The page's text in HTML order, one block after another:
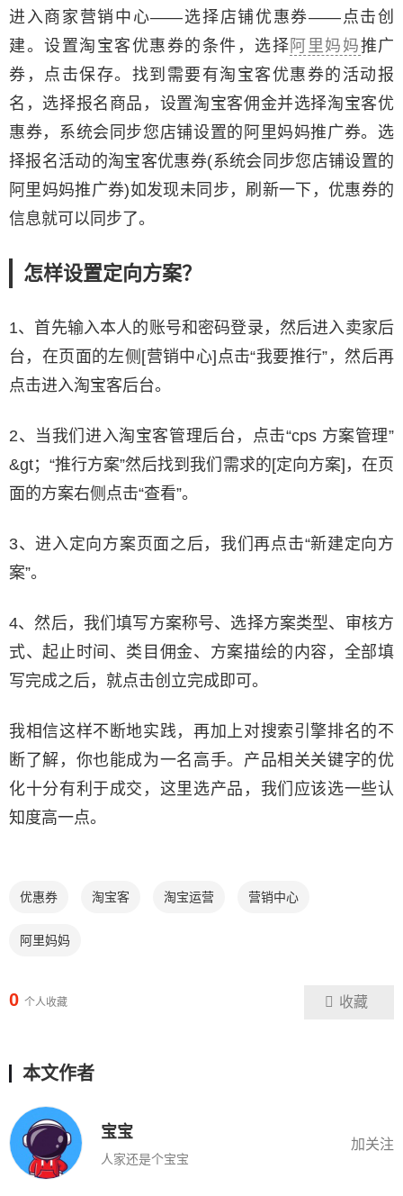
进入商家营销中心——选择店铺优惠券——点击创
建。设置淘宝客优惠券的条件，选择 阿里妈妈推广
券，点击保存。找到需要有淘宝客优惠券的活动报
名，选择报名商品，设置淘宝客佣金并选择淘宝客优
惠券，系统会同步您店铺设置的阿里妈妈推广券。选
择报名活动的淘宝客优惠券(系统会同步您店铺设置的
阿里妈妈推广券)如发现未同步，刷新一下，优惠券的
信息就可以同步了。
怎样设置定向方案？
1、首先输入本人的账号和密码登录，然后进入卖家后
台，在页面的左侧[营销中心]点击“我要推行”，然后再
点击进入淘宝客后台。
2、当我们进入淘宝客管理后台，点击“cps 方案管理”
&gt；“推行方案”然后找到我们需求的[定向方案]，在页
面的方案右侧点击“查看”。
3、进入定向方案页面之后，我们再点击“新建定向方
案”。
4、然后，我们填写方案称号、选择方案类型、审核方
式、起止时间、类目佣金、方案描绘的内容，全部填
写完成之后，就点击创立完成即可。
我相信这样不断地实践，再加上对搜索引擎排名的不
断了解，你也能成为一名高手。产品相关关键字的优
化十分有利于成交，这里选产品，我们应该选一些认
知度高一点。
优惠券 淘宝客 淘宝运营 营销中心
阿里妈妈
0 个人收藏 收藏
本文作者
宝宝
人家还是个宝宝
加关注